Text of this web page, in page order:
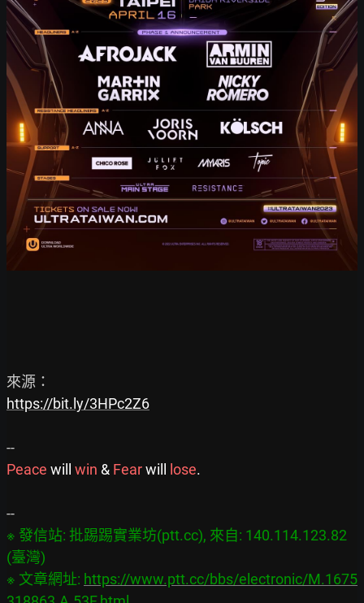
https://bit.ly/3HPc2Z6
Peace will win & Fear will lose.
※ 發信站: 批踢踢實業坊(ptt.cc), 來自: 140.114.123.82
(臺灣)
※ 文章網址: https://www.ptt.cc/bbs/electronic/M.1675